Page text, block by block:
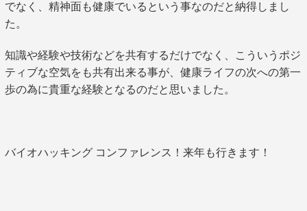
でなく、精神面も健康でいるという事なのだと納得しまし
た。
知識や経験や技術などを共有するだけでなく、こういうポジ
ティブな空気をも共有出来る事が、健康ライフの次への第一
歩の為に貴重な経験となるのだと思いました。
バイオハッキング コンファレンス！来年も行きます！